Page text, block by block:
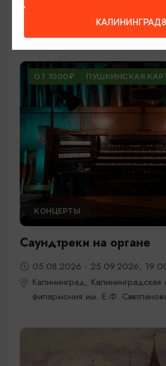
Светлогорск, Арт-пространство
ОТ 1000₽ ПУШКИНСКАЯ
КОНЦЕРТЫ
Саундтреки на органе
05.08.2026 - 25.09.2026,
Калининград, Калининградская
филармония им. Е.Ф.